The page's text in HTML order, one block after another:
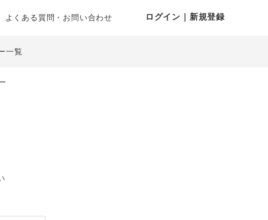
よくある質問・お問い合わせ ログイン｜新規登録
一覧